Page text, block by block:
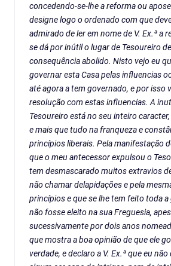
concedendo-se-lhe a reforma ou
designe logo o ordenado com que
admirado de ler em nome de V. Ex.ª a
se dá por inútil o lugar de Tesoureiro
consequência abolido. Nisto vejo eu
governar esta Casa pelas influencias
até agora a tem governado, e por isso
resolução com estas influencias. A
Tesoureiro está no seu inteiro
e mais que tudo na franqueza e
princípios liberais. Pela manifestação
que o meu antecessor expulsou o
tem desmascarado muitos extravios
não chamar delapidações e pela
princípios e que se lhe tem feito toda a
não fosse eleito na sua Freguesia,
sucessivamente por dois anos
que mostra a boa opinião de que ele
verdade, e declaro a V. Ex.ª que eu